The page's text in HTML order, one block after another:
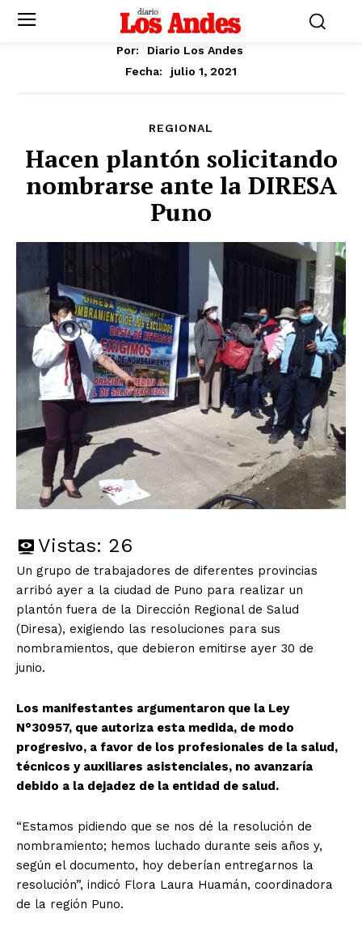
Por:
Diario Los Andes
Fecha:
julio 1, 2021
REGIONAL
Hacen plantón solicitando
nombrarse ante la DIRESA
Puno
Vistas: 26
Un grupo de trabajadores de diferentes provincias
arribó ayer a la ciudad de Puno para realizar un
plantón fuera de la Dirección Regional de Salud
(Diresa), exigiendo las resoluciones para sus
nombramientos, que debieron emitirse ayer 30 de
junio.
Los manifestantes argumentaron que la Ley
N°30957, que autoriza esta medida, de modo
progresivo, a favor de los profesionales de la salud,
técnicos y auxiliares asistenciales, no avanzaría
debido a la dejadez de la entidad de salud.
“Estamos pidiendo que se nos dé la resolución de
nombramiento; hemos luchado durante seis años y,
según el documento, hoy deberían entregarnos la
resolución”, indicó Flora Laura Huamán, coordinadora
de la región Puno.